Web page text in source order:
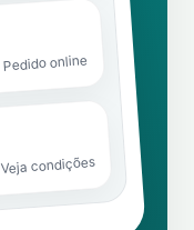
Pedido online
Veja condições